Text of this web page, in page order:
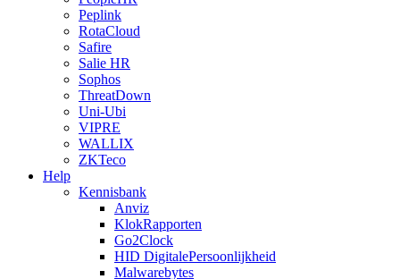
Peplink
RotaCloud
Safire
Salie HR
Sophos
ThreatDown
Uni-Ubi
VIPRE
WALLIX
ZKTeco
Help
Kennisbank
Anviz
KlokRapporten
Go2Clock
HID DigitalePersoonlijkheid
Malwarebytes